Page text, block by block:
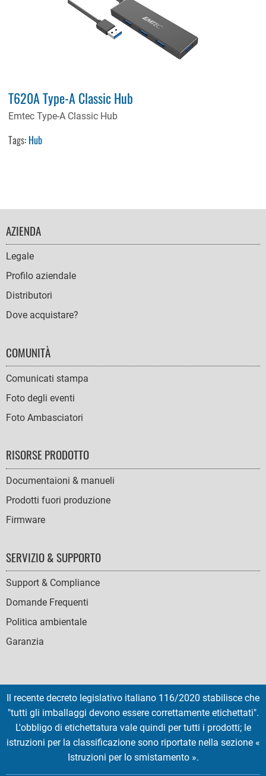
T620A Type-A Classic Hub
Emtec Type-A Classic Hub
Tags: Hub
FOOTER
NAVIGATION
AZIENDA
Legale
Profilo aziendale
Distributori
Dove acquistare?
COMUNITÀ
Comunicati stampa
Foto degli eventi
Foto Ambasciatori
RISORSE PRODOTTO
Documentaioni & manueli
Prodotti fuori produzione
Firmware
SERVIZIO & SUPPORTO
Support & Compliance
Domande Frequenti
Politica ambientale
Garanzia
SOCIAL
ICONS
English French Deutsch Italian Español
Copyright © 2026 EMTEC, All rights reserved.
Il recente decreto legislativo italiano 116/2020 stabilisce che
"tutti gli imballaggi devono essere correttamente etichettati".
L'obbligo di etichettatura vale quindi per tutti i prodotti; le
istruzioni per la classificazione sono riportate nella sezione «
Istruzioni per lo smistamento ».